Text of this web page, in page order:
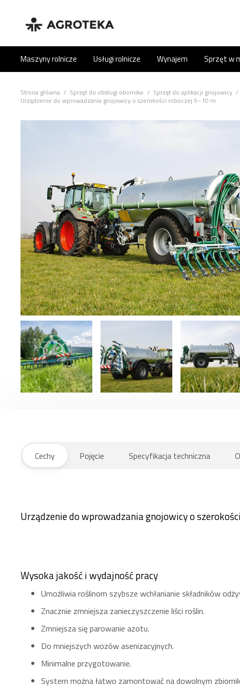
Maszyny rolnicze Usługi rolnicze Wynajem Sprzęt w
Strona główna / Sprzęt do obsługi obornika / Sprzęt do aplikacji gnojowicy /
Urządzenie do wprowadzania gnojowicy o szerokości roboczej 5–10 m
Cechy Pojęcie Specyfikacja techniczna
Urządzenie do wprowadzania gnojowicy o
Wysoka jakość i wydajność pracy
Umożliwia roślinom szybsze wchłanianie składników
Znacznie zmniejsza zanieczyszczenie liści roślin.
Zmniejsza się parowanie azotu.
Do mniejszych wozów asenizacyjnych.
Minimalne przygotowanie.
System można łatwo zamontować na dowolnym